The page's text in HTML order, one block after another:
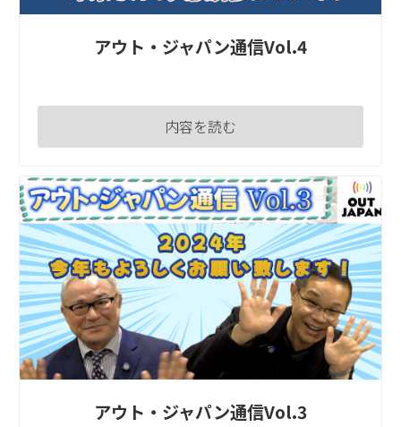
アウト・ジャパン通信Vol.4
内容を読む
アウト・ジャパン通信Vol.3